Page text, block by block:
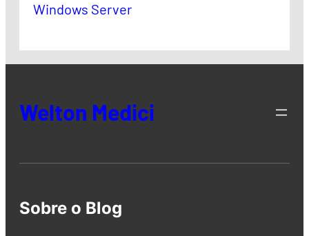
Windows Server
Welton Medici
Sobre o Blog